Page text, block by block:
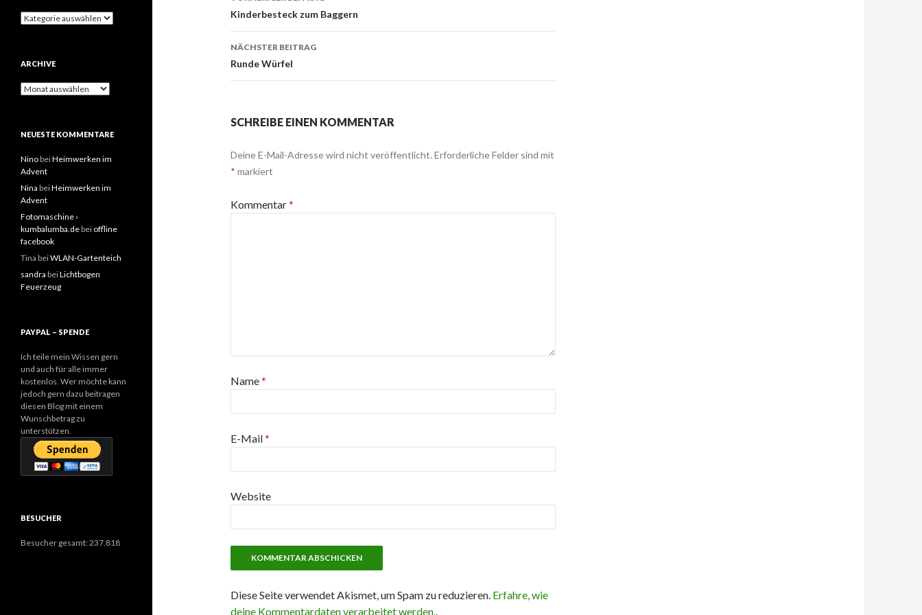
Navigation
Kinderbesteck zum Baggern
NÄCHSTER BEITRAG
Runde Würfel
SCHREIBE EINEN KOMMENTAR
Deine E-Mail-Adresse wird nicht veröffentlicht. Erforderliche Felder sind mit
* markiert
Kommentar*
Name*
E-Mail*
Website
Diese Seite verwendet Akismet, um Spam zu reduzieren. Erfahre, wie
deine Kommentardaten verarbeitet werden..
Kategorien
ARCHIVE
Archive
NEUESTE KOMMENTARE
NinobeiHeimwerken im
Advent
Nina beiHeimwerken im
Advent
Fotomaschine ›
kumbalumba.debei offline
facebook
Tina beiWLAN-Gartenteich
sandra beiLichtbogen
Feuerzeug
PAYPAL – SPENDE
Ich teile mein Wissen gern
und auch für alle immer
kostenlos. Wer möchte kann
jedoch gern dazu beitragen
diesen Blog mit einem
Wunschbetrag zu
unterstützen.
BESUCHER
Besucher gesamt:237.818